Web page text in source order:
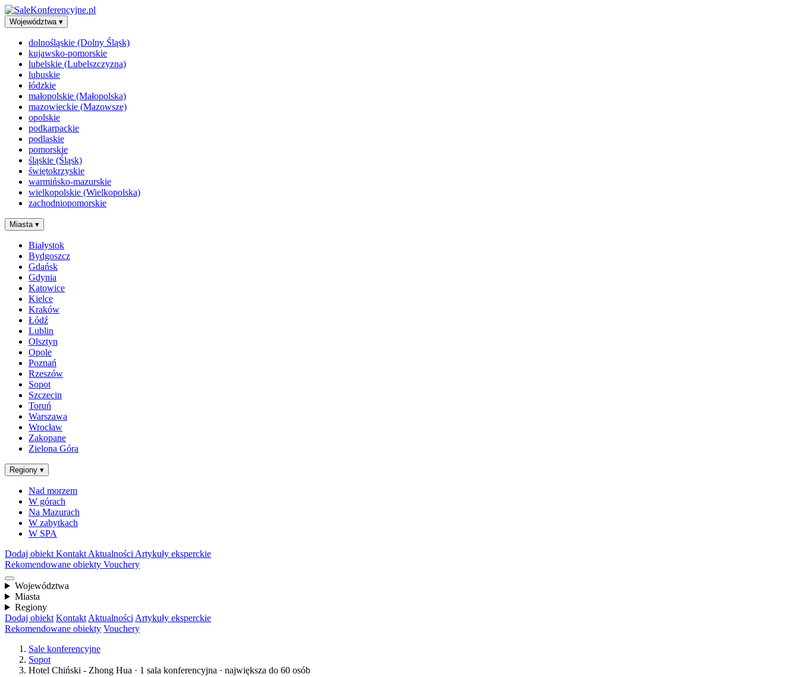
Województwa ▾
dolnośląskie (Dolny Śląsk)
kujawsko-pomorskie
lubelskie (Lubelszczyzna)
lubuskie
łódzkie
małopolskie (Małopolska)
mazowieckie (Mazowsze)
opolskie
podkarpackie
podlaskie
pomorskie
śląskie (Śląsk)
świętokrzyskie
warmińsko-mazurskie
wielkopolskie (Wielkopolska)
zachodniopomorskie
Miasta ▾
Białystok
Bydgoszcz
Gdańsk
Gdynia
Katowice
Kielce
Kraków
Łódź
Lublin
Olsztyn
Opole
Poznań
Rzeszów
Sopot
Szczecin
Toruń
Warszawa
Wrocław
Zakopane
Zielona Góra
Regiony ▾
Nad morzem
W górach
Na Mazurach
W zabytkach
W SPA
Dodaj obiekt Kontakt Aktualności Artykuły eksperckie
Rekomendowane obiekty Vouchery
Województwa
Miasta
Regiony
Dodaj obiekt Kontakt Aktualności Artykuły eksperckie
Rekomendowane obiekty Vouchery
Sale konferencyjne
Sopot
Hotel Chiński - Zhong Hua · 1 sala konferencyjna · największa do 60 osób